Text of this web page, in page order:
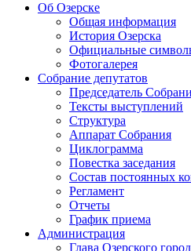
Об Озерске
Общая информация
История Озерска
Официальные
Фотогалерея
Собрание депутатов
Председатель
Тексты выступлений
Структура
Аппарат Собрания
Циклограмма
Повестка заседания
Состав постоянных
Регламент
Отчеты
График приема
Администрация
Глава Озерского